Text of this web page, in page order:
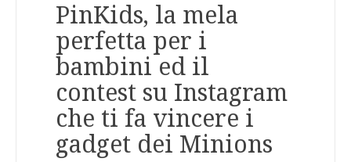
PinKids, la mela
perfetta per i
bambini ed il
contest su Instagram
che ti fa vincere i
gadget dei Minions